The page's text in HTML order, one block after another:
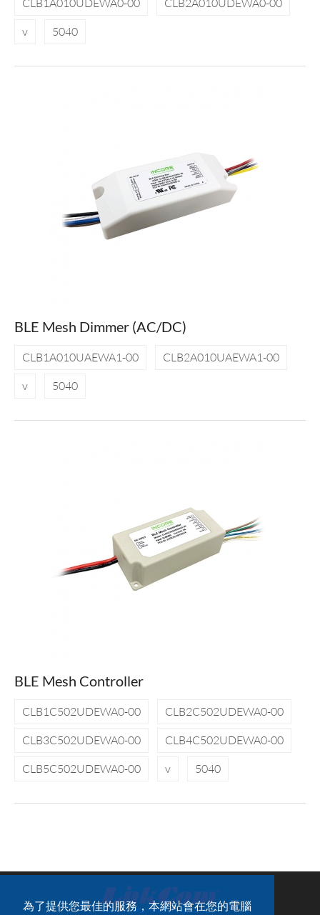
為了提供您最佳的服務，本網站會在您的電腦
CLB1A010UDEWA0-00
CLB2A010UDEWA0-00
v
5040
BLE Mesh Dimmer (AC/DC)
CLB1A010UAEWA1-00
CLB2A010UAEWA1-00
v
5040
BLE Mesh Controller
CLB1C502UDEWA0-00
CLB2C502UDEWA0-00
CLB3C502UDEWA0-00
CLB4C502UDEWA0-00
CLB5C502UDEWA0-00
v 5040